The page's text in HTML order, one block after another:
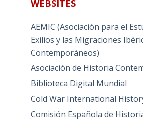
WEBSITES
AEMIC (Asociación para el
Exilios y las Migraciones
Contemporáneos)
Asociación de Historia
Biblioteca Digital Mundial
Cold War International
Comisión Española de